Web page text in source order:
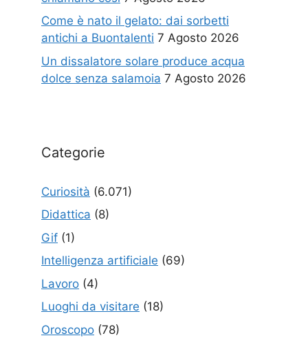
Come è nato il gelato: dai sorbetti
antichi a Buontalenti 7 Agosto 2026
Un dissalatore solare produce acqua
dolce senza salamoia 7 Agosto 2026
Categorie
Curiosità (6.071)
Didattica (8)
Gif (1)
Intelligenza artificiale (69)
Lavoro (4)
Luoghi da visitare (18)
Oroscopo (78)